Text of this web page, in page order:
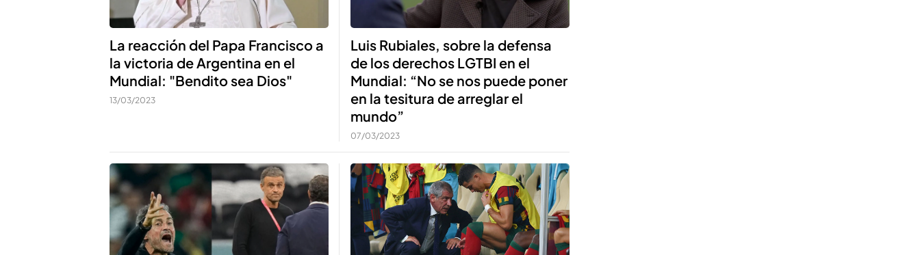
La reacción del Papa Francisco a
la victoria de Argentina en el
Mundial: "Bendito sea Dios"
13/03/2023
Luis Rubiales, sobre la defensa
de los derechos LGTBI en el
Mundial: “No se nos puede poner
en la tesitura de arreglar el
mundo”
07/03/2023